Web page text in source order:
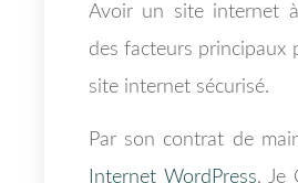
Avoir un site internet
des facteurs principaux
site internet sécurisé.
Par son contrat de
Internet WordPress, Je